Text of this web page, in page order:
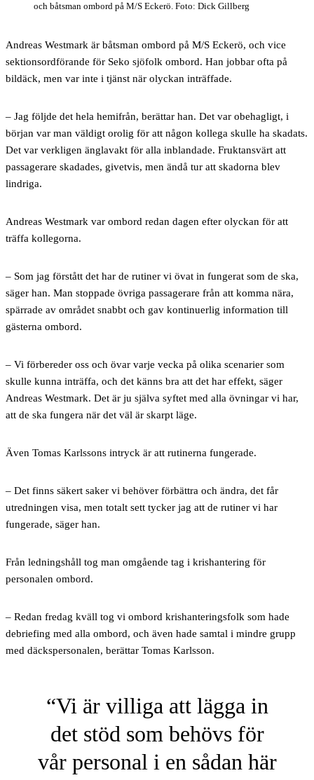
och båtsman ombord på M/S Eckerö. Foto: Dick Gillberg
Andreas Westmark är båtsman ombord på M/S Eckerö, och vice
sektionsordförande för Seko sjöfolk ombord. Han jobbar ofta på
bildäck, men var inte i tjänst när olyckan inträffade.
– Jag följde det hela hemifrån, berättar han. Det var obehagligt, i
början var man väldigt orolig för att någon kollega skulle ha skadats.
Det var verkligen änglavakt för alla inblandade. Fruktansvärt att
passagerare skadades, givetvis, men ändå tur att skadorna blev
lindriga.
Andreas Westmark var ombord redan dagen efter olyckan för att
träffa kollegorna.
– Som jag förstått det har de rutiner vi övat in fungerat som de ska,
säger han. Man stoppade övriga passagerare från att komma nära,
spärrade av området snabbt och gav kontinuerlig information till
gästerna ombord.
– Vi förbereder oss och övar varje vecka på olika scenarier som
skulle kunna inträffa, och det känns bra att det har effekt, säger
Andreas Westmark. Det är ju själva syftet med alla övningar vi har,
att de ska fungera när det väl är skarpt läge.
Även Tomas Karlssons intryck är att rutinerna fungerade.
– Det finns säkert saker vi behöver förbättra och ändra, det får
utredningen visa, men totalt sett tycker jag att de rutiner vi har
fungerade, säger han.
Från ledningshåll tog man omgående tag i krishantering för
personalen ombord.
– Redan fredag kväll tog vi ombord krishanteringsfolk som hade
debriefing med alla ombord, och även hade samtal i mindre grupp
med däckspersonalen, berättar Tomas Karlsson.
Vi är villiga att lägga in
det stöd som behövs för
vår personal i en sådan här